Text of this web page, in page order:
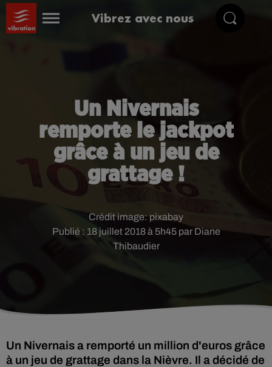
Vibrez avec nous
Un Nivernais
remporte le jackpot
grâce à un jeu de
grattage !
Publié : 18 juillet 2018 à 5h45 par Diane
Thibaudier
Crédit image:pixabay
Un Nivernais a remporté un million d'euros grâce
à un jeu de grattage dans la Nièvre. Il a décidé de